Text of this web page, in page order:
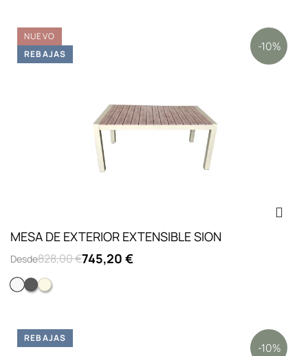
MESA DE EXTERIOR EXTENSIBLE SION
Desde828,00 €745,20 €
BlancoAntracita
Crema
NUEVO
-10%
REBAJAS
-10%
REBAJAS